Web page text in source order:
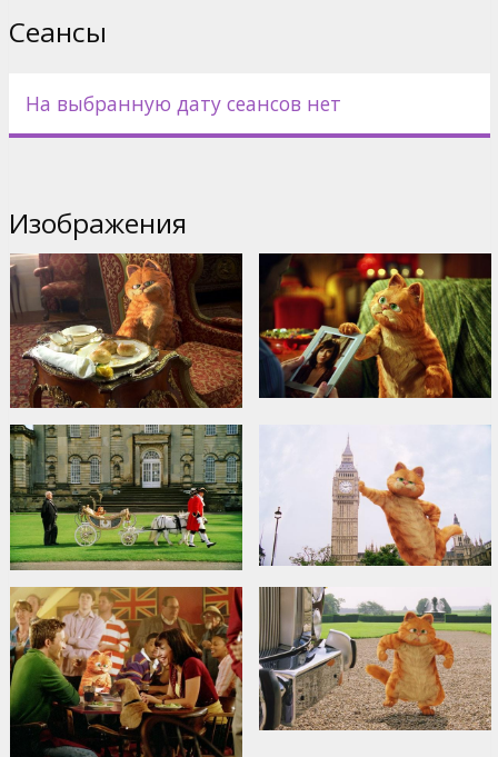
Сеансы
На выбранную дату сеансов нет
Изображения